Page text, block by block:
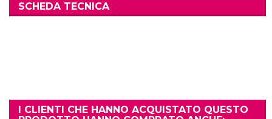
SCHEDA TECNICA
I CLIENTI CHE HANNO ACQUISTATO QUESTO